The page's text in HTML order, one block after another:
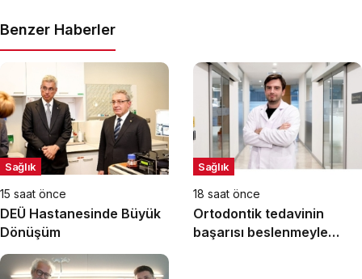
Benzer Haberler
Sağlık
15 saat önce
DEÜ Hastanesinde Büyük
Dönüşüm
Sağlık
18 saat önce
Ortodontik tedavinin
başarısı beslenmeyle